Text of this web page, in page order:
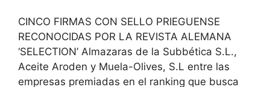
CINCO FIRMAS CON SELLO PRIEGUENSE
RECONOCIDAS POR LA REVISTA ALEMANA
‘SELECTION’ Almazaras de la Subbética S.L.,
Aceite Aroden y Muela-Olives, S.L entre las
empresas premiadas en el ranking que busca